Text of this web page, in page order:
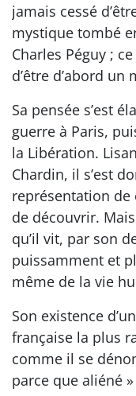
jamais cessé
mystique tombé
Charles Péguy ;
d’être d’abord un
Sa pensée s’est
guerre à Paris,
la Libération.
Chardin, il s’est
représentation de
de découvrir.
qu’il vit, par son
puissamment et
même de la vie
Son existence
française la plus
comme il se
parce que aliéné